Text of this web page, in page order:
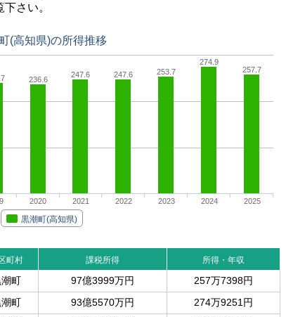
さい。
(高知県)の所得推移
236.6
247.6 247.6 253.7
274.9
257.7
黒潮町(高知県)
2020 2021 2022 2023 2024 2025
町村 課税所得 所得・年収
町 97億3999万円
257万7398円
町 93億5570万円
274万9251円